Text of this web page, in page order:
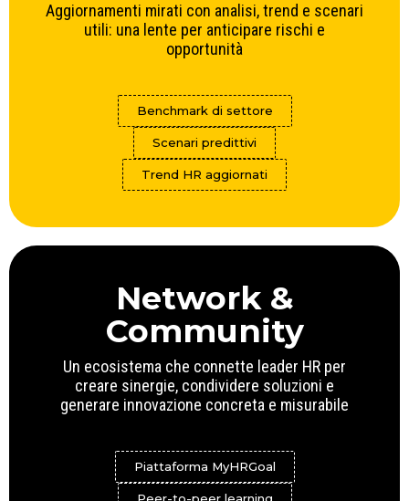
Aggiornamenti mirati con analisi, trend e scenari
utili: una lente per anticipare rischi e
opportunità
Benchmark di settore
Scenari predittivi
Trend HR aggiornati
Network &
Community
Un ecosistema che connette leader HR per
creare sinergie, condividere soluzioni e
generare innovazione concreta e misurabile
Piattaforma MyHRGoal